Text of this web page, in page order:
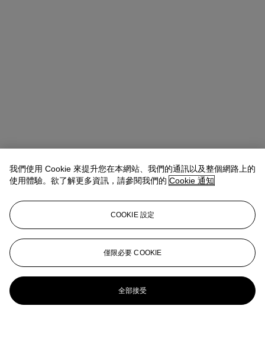
我們使用 Cookie 來提升您在本網站、我們的通訊以及整個網路上的
使用體驗。欲了解更多資訊，請參閱我們的 Cookie 通知
COOKIE 設定
僅限必要 COOKIE
全部接受